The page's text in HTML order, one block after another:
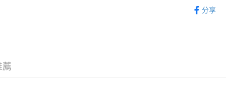
WeChat
分享
薦